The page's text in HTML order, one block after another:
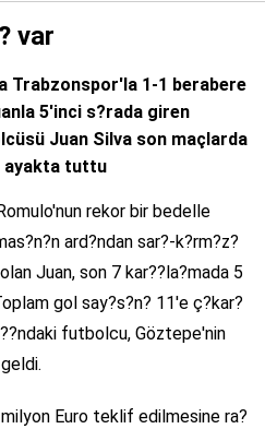
var
Trabzonspor'la 1-1 berabere
5'inci s?rada giren
Juan Silva son maçlarda
ayakta tuttu
rekor bir bedelle
ard?ndan sar?-k?rm?z?
Juan, son 7 kar??la?mada 5
gol say?s?n? 11'e ç?kar?
futbolcu, Göztepe'nin
Euro teklif edilmesine ra?